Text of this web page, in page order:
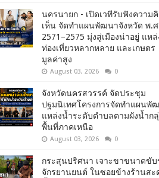
นครนายก - เปิดเวทีรับฟังความ
เห็น จัดทำแผนพัฒนาจังหวัด พ.
2571–2575 มุ่งสู่เมืองน่าอยู่ แหล่
ท่องเที่ยวหลากหลาย และเกษตร
มูลค่าสูง
August 03, 2026 0
จังหวัดนครสวรรค์ จัดประชุม
ปฐมนิเทศโครงการจัดทำแผนพั
แหล่งน้ำระดับตำบลตามผังน้ำก
พื้นที่ภาคเหนือ
August 03, 2026 0
กระสุนปริศนา เจาะขาขนาดขับ
จักรยานยนต์ ในซอยข้างร้านสะ